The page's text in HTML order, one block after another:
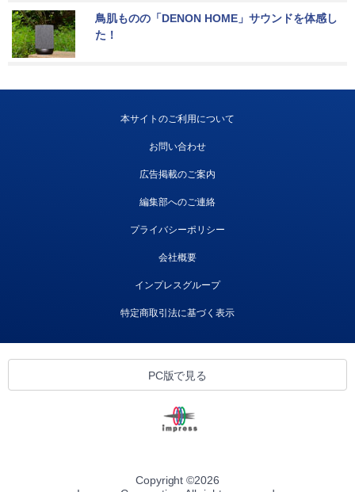
鳥肌ものの「DENON HOME」サウンドを体感し
た！
本サイトのご利用について
お問い合わせ
広告掲載のご案内
編集部へのご連絡
プライバシーポリシー
会社概要
インプレスグループ
特定商取引法に基づく表示
PC版で見る
Copyright ©2026